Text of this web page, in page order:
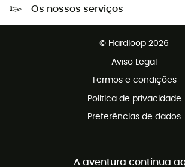
Os nossos serviços
© Hardloop 2026
Aviso Legal
Termos e condições
Politica de privacidade
Preferências de dados
A aventura continua